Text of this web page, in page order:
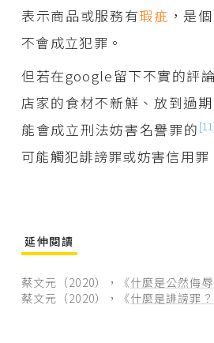
表示商品或服務有瑕疵 ，是
不會成立犯罪。
但若在google留下不實的評
店家的食材不新鮮、放到過
能會成立刑法妨害名譽罪的
可能觸犯誹謗罪或妨害信用罪
延伸閱讀
蔡文元（2020），《什麼是公然侮辱
蔡文元（2020），《什麼是誹謗罪